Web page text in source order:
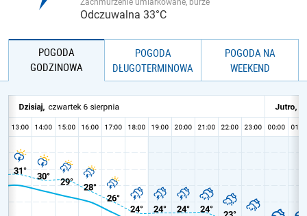
Zachmurzenie umiarkowane, burze
Odczuwalna 33°C
POGODA
GODZINOWA
POGODA
DŁUGOTERMINOWA
POGODA NA
WEEKEND